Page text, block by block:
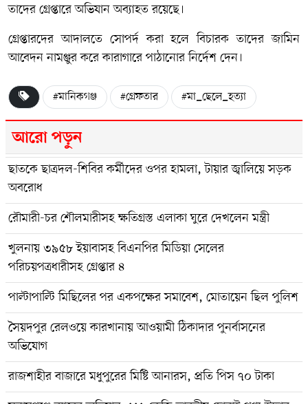
তাদের গ্রেপ্তারে অভিযান অব্যাহত রয়েছে।
গ্রেপ্তারদের আদালতে সোপর্দ করা হলে বিচারক তাদের জামিন
আবেদন নামঞ্জুর করে কারাগারে পাঠানোর নির্দেশ দেন।
#মানিকগঞ্জ #গ্রেফতার #মা_ছেলে_হত্যা
আরো পড়ুন
ছাতকে ছাত্রদল-শিবির কর্মীদের ওপর হামলা, টায়ার জ্বালিয়ে সড়ক
অবরোধ
রৌমারী-চর শৌলমারীসহ ক্ষতিগ্রস্ত এলাকা ঘুরে দেখলেন মন্ত্রী
খুলনায় ৩৯৫৮ ইয়াবাসহ বিএনপির মিডিয়া সেলের
পরিচয়পত্রধারীসহ গ্রেপ্তার ৪
পাল্টাপাল্টি মিছিলের পর একপক্ষের সমাবেশ, মোতায়েন ছিল পুলিশ
সৈয়দপুর রেলওয়ে কারখানায় আওয়ামী ঠিকাদার পুনর্বাসনের
অভিযোগ
রাজশাহীর বাজারে মধুপুরের মিষ্টি আনারস, প্রতি পিস ৭০ টাকা